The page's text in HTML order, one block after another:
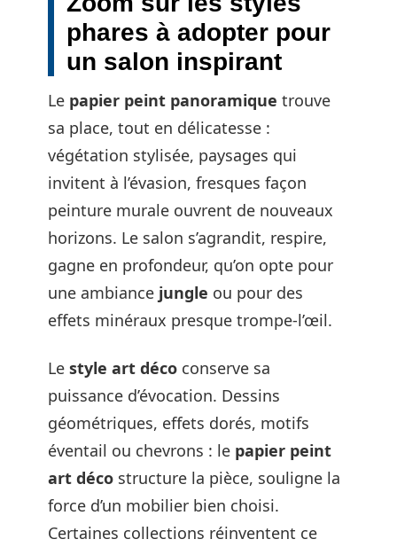
phares à adopter pour
un salon inspirant
Le papier peint panoramique trouve
sa place, tout en délicatesse :
végétation stylisée, paysages qui
invitent à l’évasion, fresques façon
peinture murale ouvrent de nouveaux
horizons. Le salon s’agrandit, respire,
gagne en profondeur, qu’on opte pour
une ambiance jungle ou pour des
effets minéraux presque trompe-l’œil.
Le style art déco conserve sa
puissance d’évocation. Dessins
géométriques, effets dorés, motifs
éventail ou chevrons : le papier peint
art déco structure la pièce, souligne la
force d’un mobilier bien choisi.
Certaines collections réinventent ce